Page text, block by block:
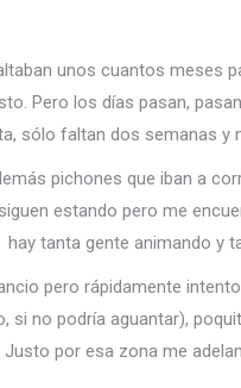
unos cuantos meses
Pero los días pasan,
sólo faltan dos semanas y
pichones que iban a
estando pero me
tanta gente animando y
pero rápidamente
no podría aguantar),
por esa zona me